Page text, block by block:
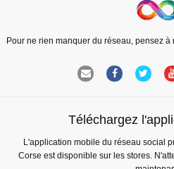
Pour ne rien manquer du réseau, pensez
Téléchargez
L'application mobile du réseau social
Corse est disponible sur les stores.